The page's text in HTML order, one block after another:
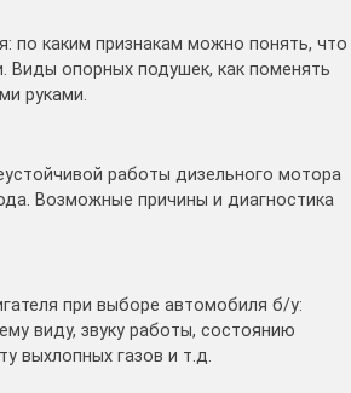
по каким признакам можно понять, что
Виды опорных подушек, как поменять
руками.
работы дизельного мотора
Возможные причины и диагностика
при выборе автомобиля б/у:
виду, звуку работы, состоянию
выхлопных газов и т.д.